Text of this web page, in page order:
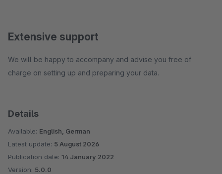
Extensive support
We will be happy to accompany and advise you free of
charge on setting up and preparing your data.
Details
Available: English, German
Latest update: 5 August 2026
Publication date: 14 January 2022
Version: 5.0.0